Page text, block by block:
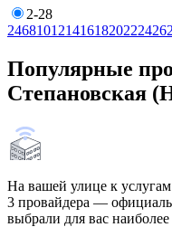
2-28
2468101214161820222426
Популярные
Степановская
На вашей улице к
3 провайдера —
выбрали для вас